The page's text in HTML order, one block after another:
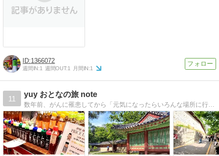
1366072
週間IN:1 週間OUT:1 月間IN:1
11
yuy おとなの旅 note
数年前、がんに罹患してから「元気になったらいろんな場所に行きたい」と思うようになりました。そんな私の【おとな旅】の記録です。